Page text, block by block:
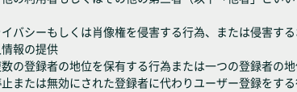
バシーもしくは肖像権を侵害する行為、または侵害す
報の提供
の登録者の地位を保有する行為または一つの登録者の
または無効にされた登録者に代わりユーザー登録をす